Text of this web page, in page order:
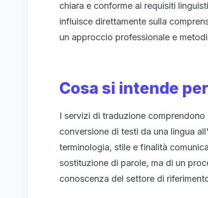
chiara e conforme ai requisiti
influisce direttamente sulla
un approccio professionale e
Cosa si intende
I servizi di traduzione
conversione di testi da una lingua
terminologia, stile e finalità
sostituzione di parole, ma di un
conoscenza del settore di